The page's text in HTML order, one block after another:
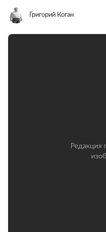
Григорий Коган